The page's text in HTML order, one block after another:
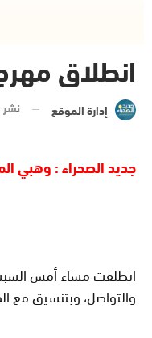
انطلاق
إدارة الموقع
جديد الصحراء : وهبي
والتواصل، وبتنسيق مع